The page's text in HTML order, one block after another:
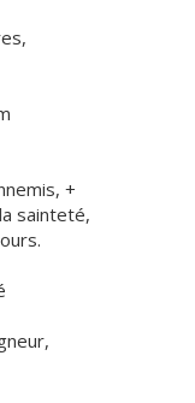
+
sainteté,